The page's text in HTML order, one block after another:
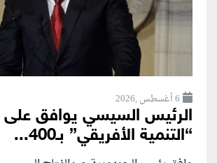
6 أغسطس ,2026
الرئيس السيسي يوافق
“التنمية الأفريقي” بـ400...